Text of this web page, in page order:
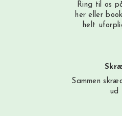
Ring til os
her eller
helt
Sammen
ud